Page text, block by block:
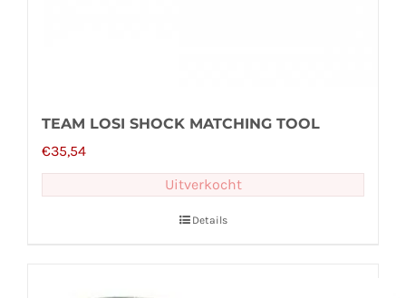
TEAM LOSI SHOCK MATCHING TOOL
€35,54
Uitverkocht
Details